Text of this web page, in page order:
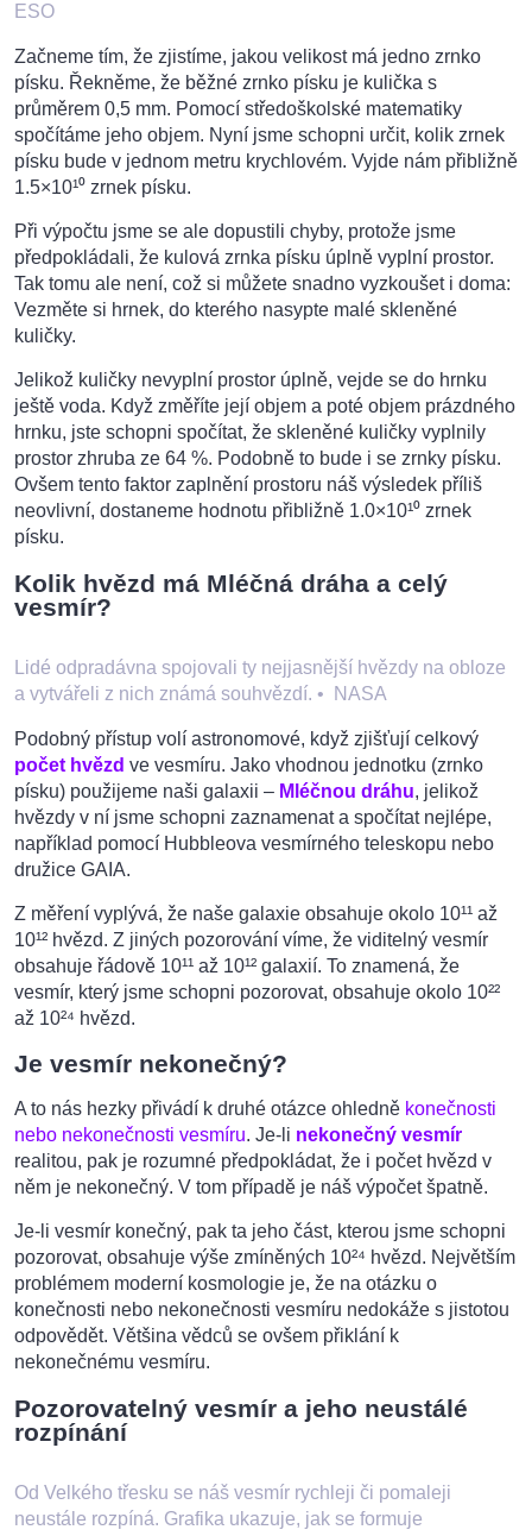
ESO
Začneme tím, že zjistíme, jakou velikost má jedno zrnko
písku. Řekněme, že běžné zrnko písku je kulička s
průměrem 0,5 mm. Pomocí středoškolské matematiky
spočítáme jeho objem. Nyní jsme schopni určit, kolik zrnek
písku bude v jednom metru krychlovém. Vyjde nám přibližně
1.5×10¹⁰ zrnek písku.
Při výpočtu jsme se ale dopustili chyby, protože jsme
předpokládali, že kulová zrnka písku úplně vyplní prostor.
Tak tomu ale není, což si můžete snadno vyzkoušet i doma:
Vezměte si hrnek, do kterého nasypte malé skleněné
kuličky.
Jelikož kuličky nevyplní prostor úplně, vejde se do hrnku
ještě voda. Když změříte její objem a poté objem prázdného
hrnku, jste schopni spočítat, že skleněné kuličky vyplnily
prostor zhruba ze 64 %. Podobně to bude i se zrnky písku.
Ovšem tento faktor zaplnění prostoru náš výsledek příliš
neovlivní, dostaneme hodnotu přibližně 1.0×10¹⁰ zrnek
písku.
Kolik hvězd má Mléčná dráha a celý
vesmír?
Lidé odpradávna spojovali ty nejjasnější hvězdy na obloze
a vytvářeli z nich známá souhvězdí. • NASA
Podobný přístup volí astronomové, když zjišťují celkový
počet hvězd ve vesmíru. Jako vhodnou jednotku (zrnko
písku) použijeme naši galaxii – Mléčnou dráhu, jelikož
hvězdy v ní jsme schopni zaznamenat a spočítat nejlépe,
například pomocí Hubbleova vesmírného teleskopu nebo
družice GAIA.
Z měření vyplývá, že naše galaxie obsahuje okolo 10¹¹ až
10¹² hvězd. Z jiných pozorování víme, že viditelný vesmír
obsahuje řádově 10¹¹ až 10¹² galaxií. To znamená, že
vesmír, který jsme schopni pozorovat, obsahuje okolo 10²²
až 10²⁴ hvězd.
Je vesmír nekonečný?
A to nás hezky přivádí k druhé otázce ohledně konečnosti
nebo nekonečnosti vesmíru. Je-li nekonečný vesmír
realitou, pak je rozumné předpokládat, že i počet hvězd v
něm je nekonečný. V tom případě je náš výpočet špatně.
Je-li vesmír konečný, pak ta jeho část, kterou jsme schopni
pozorovat, obsahuje výše zmíněných 10²⁴ hvězd. Největším
problémem moderní kosmologie je, že na otázku o
konečnosti nebo nekonečnosti vesmíru nedokáže s jistotou
odpovědět. Většina vědců se ovšem přiklání k
nekonečnému vesmíru.
Pozorovatelný vesmír a jeho neustálé
rozpínání
Od Velkého třesku se náš vesmír rychleji či pomaleji
neustále rozpíná. Grafika ukazuje, jak se formuje